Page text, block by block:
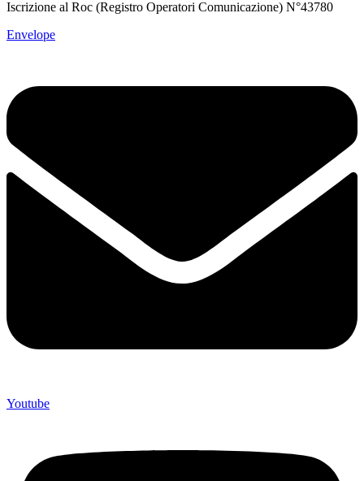
Iscrizione al Roc (Registro Operatori Comunicazione) N°43780
Envelope
Youtube